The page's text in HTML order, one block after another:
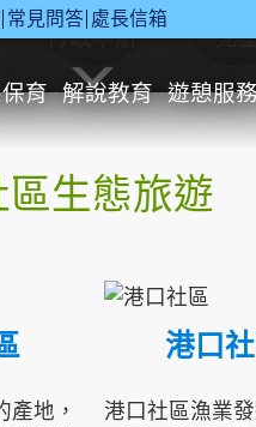
常見問答 處長信箱
育 解說教育 遊憩服
行政申辦 兒
區生態旅遊
產地，
港口
港口社區漁業